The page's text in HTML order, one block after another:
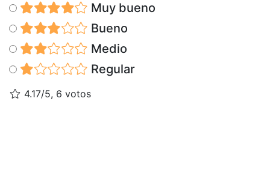
Muy bueno
Bueno
Medio
Regular
4.17/5, 6 votos